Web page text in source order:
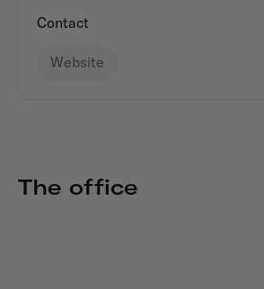
Contact
Website
The office